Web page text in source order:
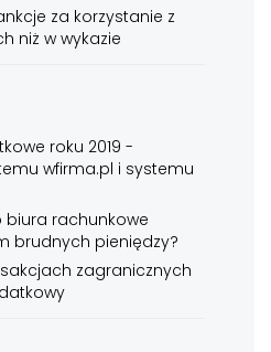
za korzystanie z
niż w wykazie
roku 2019 -
wfirma.pl i systemu
biura rachunkowe
brudnych pieniędzy?
zagranicznych